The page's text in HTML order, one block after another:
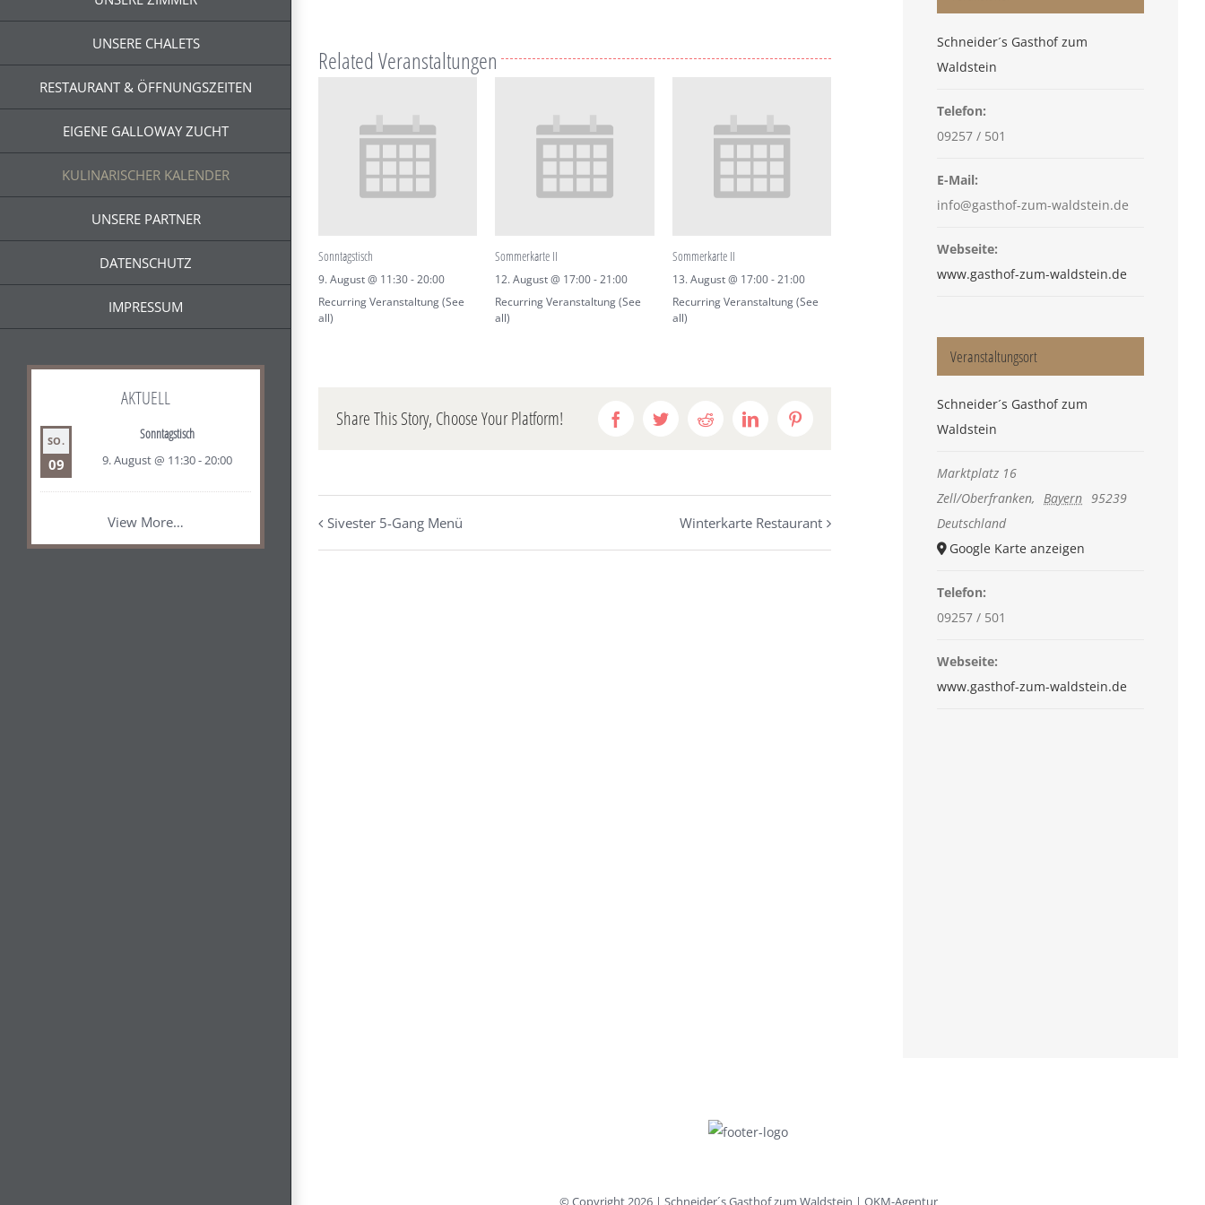
UNSERE CHALETS
RESTAURANT & ÖFFNUNGSZEITEN
EIGENE GALLOWAY ZUCHT
KULINARISCHER KALENDER
UNSERE PARTNER
DATENSCHUTZ
IMPRESSUM
AKTUELL
SO.
09
Sonntagstisch
9. August @ 11:30-20:00
View More…
Related Veranstaltungen
Sonntagstisch
9. August @ 11:30-20:00
Recurring Veranstaltung(See
all)
Sommerkarte II
12. August @ 17:00-21:00
Recurring Veranstaltung(See
all)
Sommerkarte II
13. August @ 17:00-21:00
Recurring Veranstaltung(See
all)
Share This Story, Choose Your Platform! FacebookTwitterReddit LinkedInPinterest
Sivester 5-Gang Menü Winterkarte Restaurant
Schneider´s Gasthof zum
Waldstein
Telefon:
09257 / 501
E-Mail:
info@gasthof-zum-waldstein.de
Webseite:
www.gasthof-zum-waldstein.de
Veranstaltungsort
Schneider´s Gasthof zum
Waldstein
Marktplatz 16
Zell/Oberfranken, Bayern 95239
Deutschland
Google Karte anzeigen
Telefon:
09257 / 501
Webseite:
www.gasthof-zum-waldstein.de
© Copyright 2026 | Schneider´s Gasthof zum Waldstein | OKM-Agentur